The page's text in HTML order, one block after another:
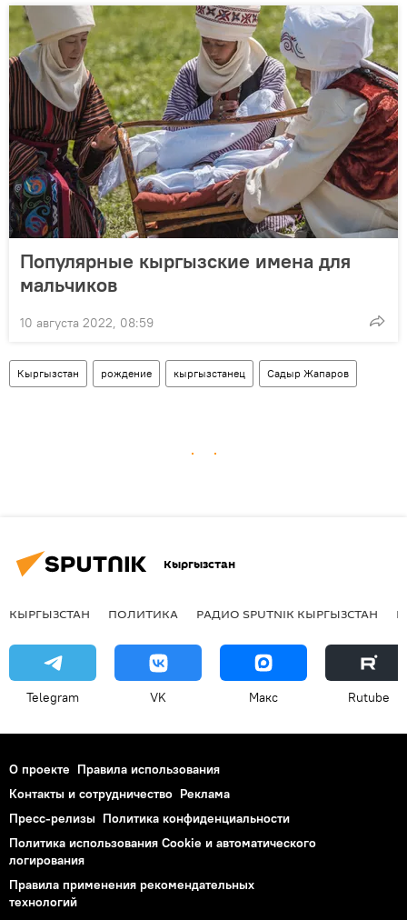
Популярные кыргызские имена для
мальчиков
10 августа 2022, 08:59
Кыргызстан рождение кыргызстанец Садыр Жапаров
Кыргызстан
КЫРГЫЗСТАН ПОЛИТИКА РАДИО SPUTNIK КЫРГЫЗСТАН
Telegram VK Макс Rutube
О проекте Правила использования
Контакты и сотрудничество Реклама
Пресс-релизы Политика конфиденциальности
Политика использования Cookie и автоматического
логирования
Правила применения рекомендательных
технологий